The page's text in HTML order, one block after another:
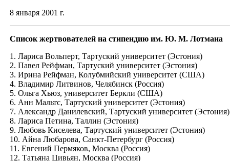
8 января 2001 г.
Список жертвователей на стипендию им. Ю. М. Лотмана
1. Лариса Вольперт, Тартуский университет (Эстония)
2. Павел Рейфман, Тартуский университет (Эстония)
3. Ирина Рейфман, Колубмийский университет (США)
4. Владимир Литвинов, Челябинск (Россия)
5. Ольга Хьюз, университет Беркли (США)
6. Анн Мальтс, Тартуский университет (Эстония)
7. Александр Данилевский, Тартуский университет (Эстония)
8. Лариса Петина, Таллин (Эстония)
9. Любовь Киселева, Тартуский университет (Эстония)
10. Айна Любарова, Санкт-Петербург (Россия)
11. Евгений Пермяков, Москва (Россия)
12. Татьяна Цивьян, Москва (Россия)